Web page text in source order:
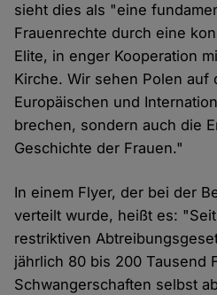
sieht dies als "eine
Frauenrechte durch eine
Elite, in enger Kooperation
Kirche. Wir sehen Polen auf
Europäischen und
brechen, sondern auch die
Geschichte der Frauen."
In einem Flyer, der bei der
verteilt wurde, heißt es:
restriktiven
jährlich 80 bis 200 Tausend
Schwangerschaften selbst